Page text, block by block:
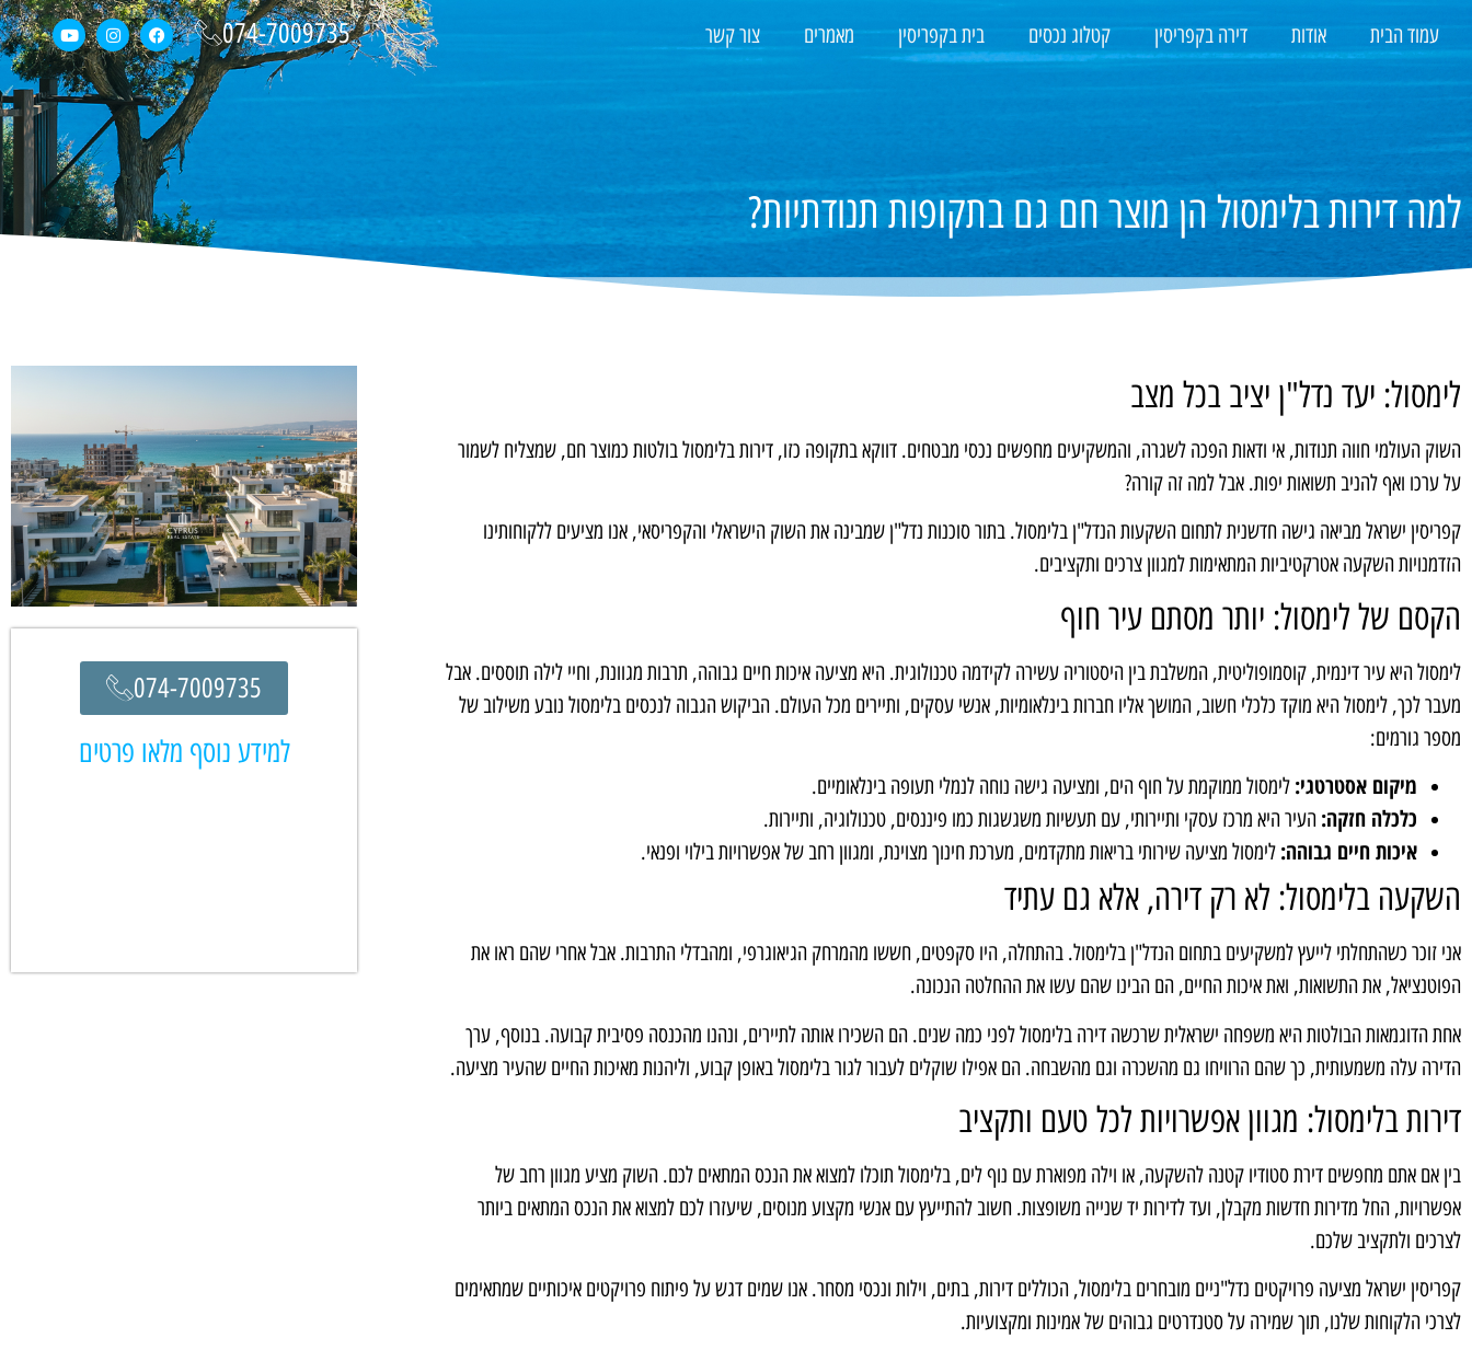
עמוד הבית אודות דירה בקפריסין קטלוג נכסים בית בקפריסין מאמרים צור קשר 074-7009735
למה דירות בלימסול הן מוצר חם גם בתקופות תנודתיות?
לימסול: יעד נדל"ן יציב בכל מצב
השוק העולמי חווה תנודות, אי ודאות הפכה לשגרה, והמשקיעים מחפשים נכסי מבטחים. דווקא בתקופה כזו, דירות בלימסול בולטות כמוצר חם, שמצליח לשמור
על ערכו ואף להניב תשואות יפות. אבל למה זה קורה?
קפריסין ישראל מביאה גישה חדשנית לתחום השקעות הנדל"ן בלימסול. בתור סוכנות נדל"ן שמבינה את השוק הישראלי והקפריסאי, אנו מציעים ללקוחותינו
הזדמנויות השקעה אטרקטיביות המתאימות למגוון צרכים ותקציבים.
הקסם של לימסול: יותר מסתם עיר חוף
לימסול היא עיר דינמית, קוסמופוליטית, המשלבת בין היסטוריה עשירה לקידמה טכנולוגית. היא מציעה איכות חיים גבוהה, תרבות מגוונת, וחיי לילה תוססים. אבל
מעבר לכך, לימסול היא מוקד כלכלי חשוב, המושך אליו חברות בינלאומיות, אנשי עסקים, ותיירים מכל העולם. הביקוש הגבוה לנכסים בלימסול נובע משילוב של
מספר גורמים:
מיקום אסטרטגי: לימסול ממוקמת על חוף הים, ומציעה גישה נוחה לנמלי תעופה בינלאומיים.
כלכלה חזקה: העיר היא מרכז עסקי ותיירותי, עם תעשיות משגשגות כמו פיננסים, טכנולוגיה, ותיירות.
איכות חיים גבוהה: לימסול מציעה שירותי בריאות מתקדמים, מערכת חינוך מצוינת, ומגוון רחב של אפשרויות בילוי ופנאי.
השקעה בלימסול: לא רק דירה, אלא גם עתיד
אני זוכר כשהתחלתי לייעץ למשקיעים בתחום הנדל"ן בלימסול. בהתחלה, היו סקפטים, חששו מהמרחק הגיאוגרפי, ומהבדלי התרבות. אבל אחרי שהם ראו את
הפוטנציאל, את התשואות, ואת איכות החיים, הם הבינו שהם עשו את ההחלטה הנכונה.
אחת הדוגמאות הבולטות היא משפחה ישראלית שרכשה דירה בלימסול לפני כמה שנים. הם השכירו אותה לתיירים, ונהנו מהכנסה פסיבית קבועה. בנוסף, ערך
הדירה עלה משמעותית, כך שהם הרוויחו גם מהשכרה וגם מהשבחה. הם אפילו שוקלים לעבור לגור בלימסול באופן קבוע, וליהנות מאיכות החיים שהעיר מציעה.
דירות בלימסול: מגוון אפשרויות לכל טעם ותקציב
בין אם אתם מחפשים דירת סטודיו קטנה להשקעה, או וילה מפוארת עם נוף לים, בלימסול תוכלו למצוא את הנכס המתאים לכם. השוק מציע מגוון רחב של
אפשרויות, החל מדירות חדשות מקבלן, ועד לדירות יד שנייה משופצות. חשוב להתייעץ עם אנשי מקצוע מנוסים, שיעזרו לכם למצוא את הנכס המתאים ביותר
לצרכים ולתקציב שלכם.
קפריסין ישראל מציעה פרויקטים נדל"ניים מובחרים בלימסול, הכוללים דירות, בתים, וילות ונכסי מסחר. אנו שמים דגש על פיתוח פרויקטים איכותיים שמתאימים
לצרכי הלקוחות שלנו, תוך שמירה על סטנדרטים גבוהים של אמינות ומקצועיות.
074-7009735
למידע נוסף מלאו פרטים